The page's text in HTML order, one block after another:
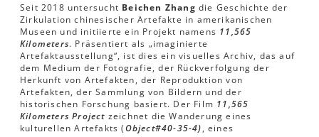
Seit 2018 untersucht Beichen Zhang die Geschichte der
Zirkulation chinesischer Artefakte in amerikanischen
Museen und initiierte ein Projekt namens 11,565
Kilometers. Präsentiert als „imaginierte
Artefaktausstellung“, ist dies ein visuelles Archiv, das auf
dem Medium der Fotografie, der Rückverfolgung der
Herkunft von Artefakten, der Reproduktion von
Artefakten, der Sammlung von Bildern und der
historischen Forschung basiert. Der Film 11,565
Kilometers Project zeichnet die Wanderung eines
kulturellen Artefakts (Object#40-35-4), eines